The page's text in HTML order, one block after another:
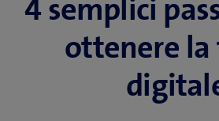
4 semplici
ottenere